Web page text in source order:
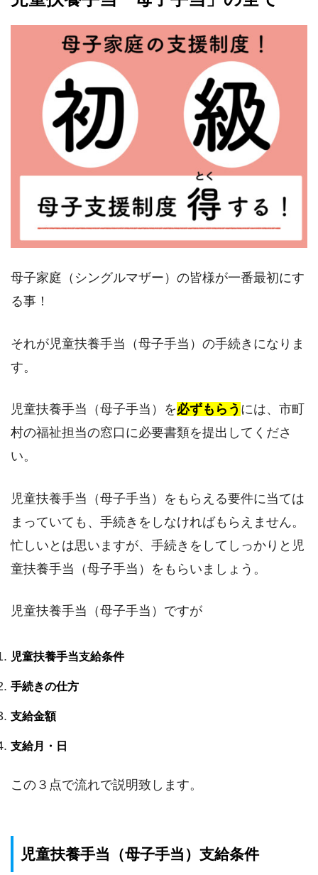
母子家庭（シングルマザー）の皆様が一番最初にす
る事！
それが児童扶養手当（母子手当）の手続きになりま
す。
児童扶養手当（母子手当）を必ずもらう には、市町
村の福祉担当の窓口に必要書類を提出してくださ
い。
児童扶養手当（母子手当）をもらえる要件に当ては
まっていても、手続きをしなければもらえません。
忙しいとは思いますが、手続きをしてしっかりと児
童扶養手当（母子手当）をもらいましょう。
児童扶養手当（母子手当）ですが
児童扶養手当支給条件
手続きの仕方
支給金額
支給月・日
この３点で流れで説明致します。
児童扶養手当（母子手当）支給条件